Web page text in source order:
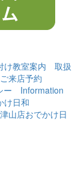
け教室案内
取扱
ご来店予約
ー
Information
け日和
津山店おでかけ日